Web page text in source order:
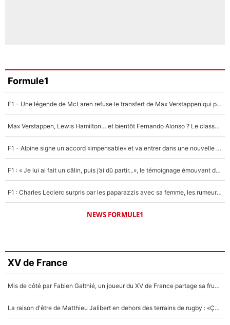
Formule1
F1 - Une légende de McLaren refuse le transfert de Max Verstappen qui pourrait «faire des vagues» et plomber l'ambiance dans l'équipe
Max Verstappen, Lewis Hamilton… et bientôt Fernando Alonso ? Le classement des pilotes les mieux payés en Formule 1 risque de changer !
F1 - Alpine signe un accord «impensable» et va entrer dans une nouvelle dimension : Grande nouvelle pour Pierre Gasly !
F1 : « Je lui ai fait un câlin, puis j’ai dû partir...», le témoignage émouvant de Max Verstappen sur sa fille
F1 : Charles Leclerc surpris par les paparazzis avec sa femme, les rumeurs étaient vraies !
NEWS FORMULE1
XV de France
Mis de côté par Fabien Galthié, un joueur du XV de France partage sa frustration : «ils ne me l’ont pas dit tout de suite»
La raison d'être de Matthieu Jalibert en dehors des terrains de rugby : «Ça m'atteint autant que si tu touches à un membre de ma famille»